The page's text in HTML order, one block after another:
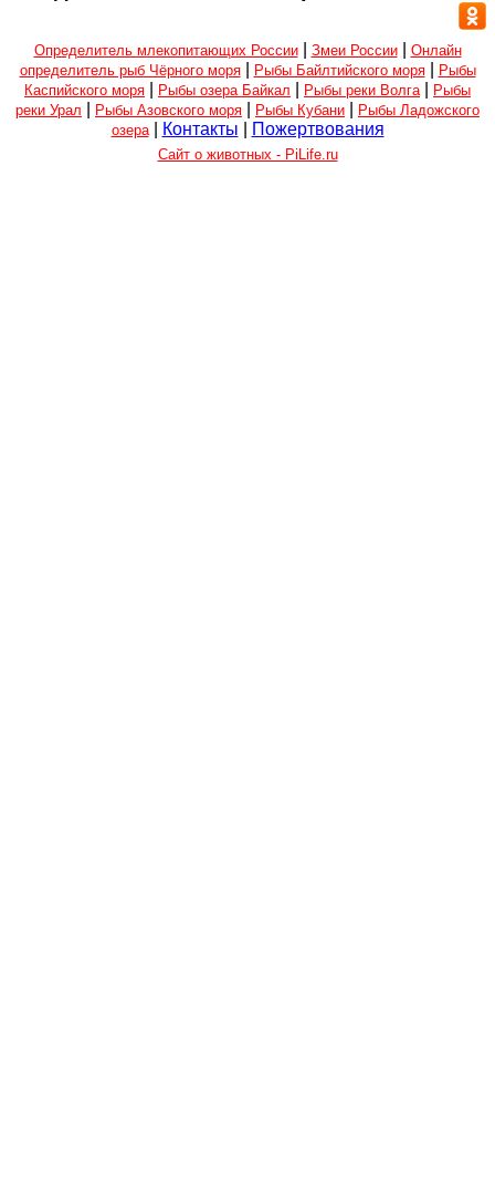
Определитель млекопитающих России| Змеи России| Онлайн
определитель рыб Чёрного моря| Рыбы Байлтийского моря|
Рыбы
Каспийского моря
Рыбы озера Байкал Рыбы реки Волга
Рыбы
реки Урал
Рыбы Азовского моря Рыбы Кубани
Рыбы Ладожского
озера| Контакты Пожертвования
Сайт о животных - PiLife.ru